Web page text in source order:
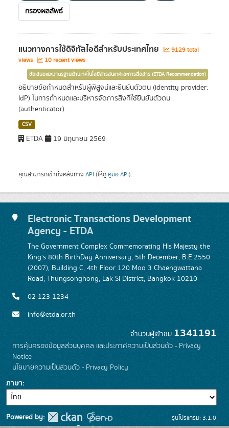
กรองผลลัพธ์
แนวทางการใช้ดิจิทัลไอดีสำหรับประเทศไทย
9129 total
views
10 recent views
ข้อเสนอแนะมาตรฐานด้านเทคโนโลยีสารสนเทศและการสื่อสาร (ETDA Recommendation)
อธิบายข้อกำหนดสำหรับผู้พิสูจน์และยืนยันตัวตน (identity provider:
IdP) ในการกำหนดและบริหารจัดการสิ่งที่ใช้ยืนยันตัวตน
(authenticator)...
CSV
ETDA 19 มิถุนายน 2569
คุณสามารถเข้าถึงคลังทาง API (ให้ดู คู่มือ API).
Electronic Transactions Development
Agency - ETDA
The Government Complex Commemorating His Majesty the
King's 80th BirthDay Anniversary, 5th December, B.E.2550
(2007), Building C, 4th Floor 120 Moo 3 Chaengwattana
Road, Thungsonghong, Lak Si District, Bangkok 10210
02 123 1234
info@etda.or.th
จำนวนผู้เข้าชม 1341191
การคุ้มครองข้อมูลส่วนบุคคล และประกาศความเป็นส่วนตัว - Privacy
Notice
นโยบายความเป็นส่วนตัว - Privacy Policy
ภาษา
Powered by:
รุ่นโปรแกรม: 3.1.0